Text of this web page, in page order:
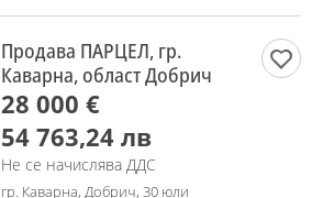
Продава ПАРЦЕЛ, гр.
Каварна, област Добрич
28 000 €
54 763,24 лв
Не се начислява ДДС
гр. Каварна, Добрич, 30 юли